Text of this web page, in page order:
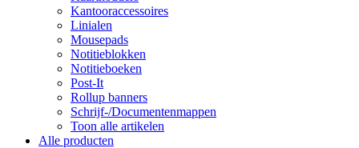
Kantooraccessoires
Linialen
Mousepads
Notitieblokken
Notitieboeken
Post-It
Rollup banners
Schrijf-/Documentenmappen
Toon alle artikelen
Alle producten